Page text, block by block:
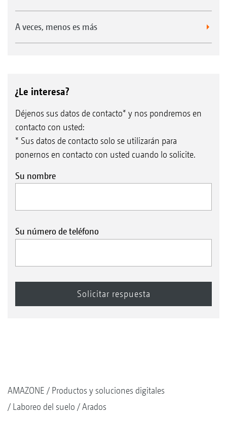
A veces, menos es más
¿Le interesa?
Déjenos sus datos de contacto* y nos pondremos en
contacto con usted:
* Sus datos de contacto solo se utilizarán para
ponernos en contacto con usted cuando lo solicite.
Su nombre
Su número de teléfono
AMAZONE
Productos y soluciones digitales
Laboreo del suelo
Arados